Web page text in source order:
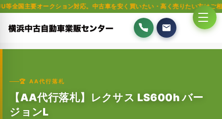
クション対応。中古車を安く買いたい・高く売りたい方はご相談ください
🏆 AA代行落札
【AA代行落札】レクサス LS600h バー
ジョンL